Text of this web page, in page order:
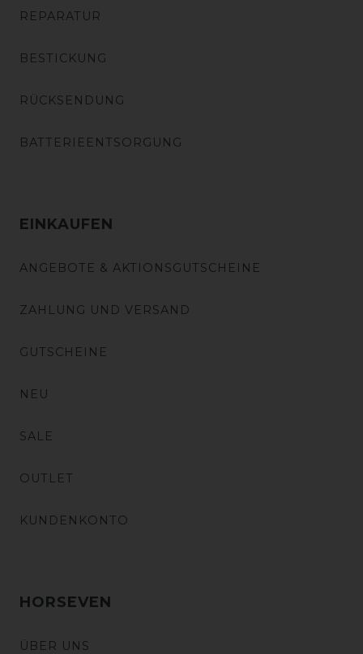
REPARATUR
BESTICKUNG
RÜCKSENDUNG
BATTERIEENTSORGUNG
EINKAUFEN
ANGEBOTE & AKTIONSGUTSCHEINE
ZAHLUNG UND VERSAND
GUTSCHEINE
NEU
SALE
OUTLET
KUNDENKONTO
HORSEVEN
ÜBER UNS